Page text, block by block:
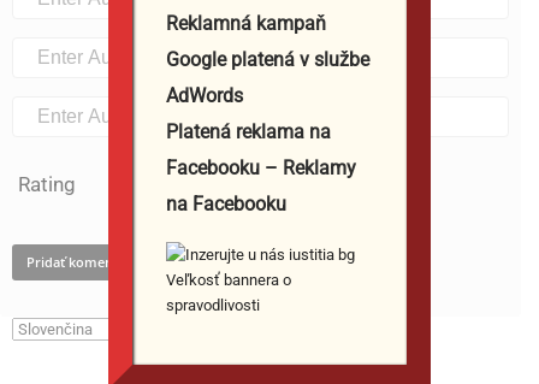
Rating
Reklamná kampaň
Google platená v službe
AdWords
Platená reklama na
Facebooku – Reklamy
na Facebooku